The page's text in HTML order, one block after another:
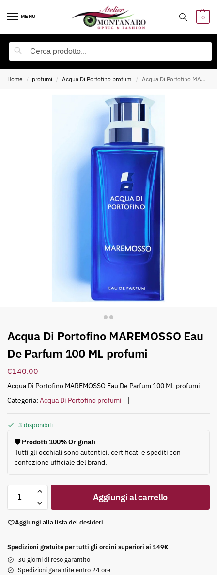
MENU 0
Home / profumi / Acqua Di Portofino profumi / Acqua Di Portofino MAREMOSSO Eau De Parfum 100 ML profumi
Acqua Di Portofino MAREMOSSO Eau
De Parfum 100 ML profumi
€140.00
Acqua Di Portofino MAREMOSSO Eau De Parfum 100 ML profumi
Categoria: Acqua Di Portofino profumi
3 disponibili
🛡️ Prodotti 100% Originali
Tutti gli occhiali sono autentici, certificati e spediti con
confezione ufficiale del brand.
Aggiungi al carrello
Aggiungi alla lista dei desideri
Spedizioni gratuite per tutti gli ordini superiori ai 149€
30 giorni di reso garantito
Spedizioni garantite entro 24 ore